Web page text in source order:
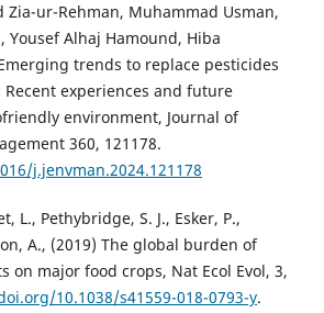
Zia-ur-Rehman, Muhammad Usman,
Yousef Alhaj Hamound, Hiba
trends to replace pesticides
experiences and future
environment, Journal of
360, 121178.
j.jenvman.2024.121178
L., Pethybridge, S. J., Esker, P.,
A., (2019) The global burden of
on major food crops, Nat Ecol Evol, 3,
10.1038/s41559-018-0793-y.